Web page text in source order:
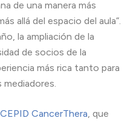
de una manera más
allá del espacio del aula”.
la ampliación de la
de socios de la
más rica tanto para
CEPID CancerThera, que